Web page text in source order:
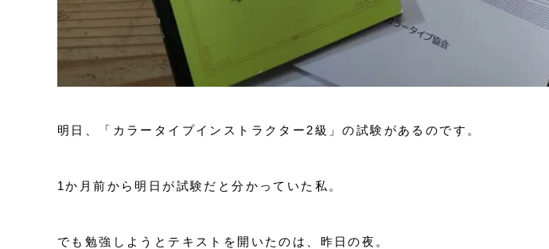
明日、「カラータイプインストラクター2級」の試験があるのです。
1か月前から明日が試験だと分かっていた私。
でも勉強しようとテキストを開いたのは、昨日の夜。